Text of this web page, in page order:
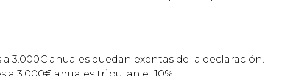
3.000€ anuales quedan exentas de la declaración.